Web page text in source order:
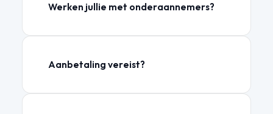
Werken jullie met onderaannemers?
Aanbetaling vereist?